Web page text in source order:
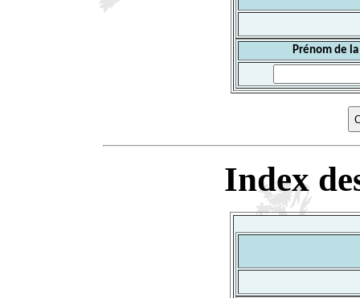
Prénom de
Index